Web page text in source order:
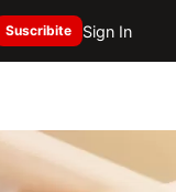
Suscribite Sign In